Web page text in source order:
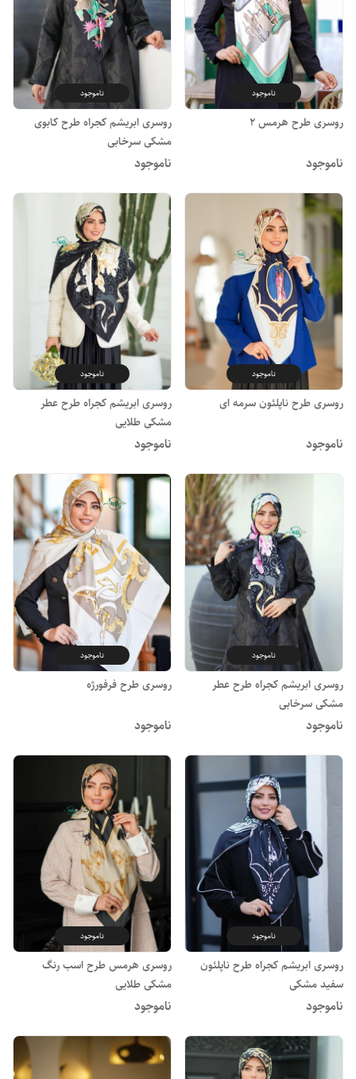
ناموجود
روسری طرح هرمس 2
ناموجود
ناموجود
روسری ابریشم کجراه طرح کابوی
مشکی سرخابی
ناموجود
ناموجود
روسری طرح ناپلئون سرمه ای
ناموجود
ناموجود
روسری ابریشم کجراه طرح عطر
مشکی طلایی
ناموجود
ناموجود
روسری ابریشم کجراه طرح عطر
مشکی سرخابی
ناموجود
ناموجود
روسری طرح فرفورژه
ناموجود
ناموجود
روسری ابریشم کجراه طرح ناپلئون
سفید مشکی
ناموجود
ناموجود
روسری هرمس طرح اسب رنگ
مشکی طلایی
ناموجود